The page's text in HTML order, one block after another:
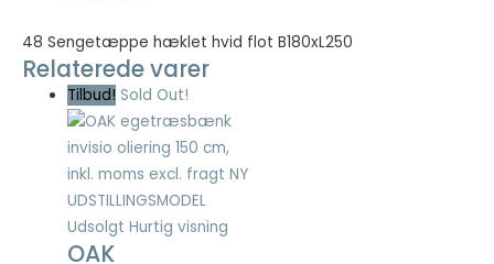
48 Sengetæppe hæklet hvid flot B180xL250
Relaterede varer
Tilbud! Sold Out!
Udsolgt Hurtig visning
OAK
Nødvendige
cookies hjælper
med at gøre en
hjemmeside
brugbar ved at
aktivere
grundlæggende
funktioner
såsom side-
navigation og